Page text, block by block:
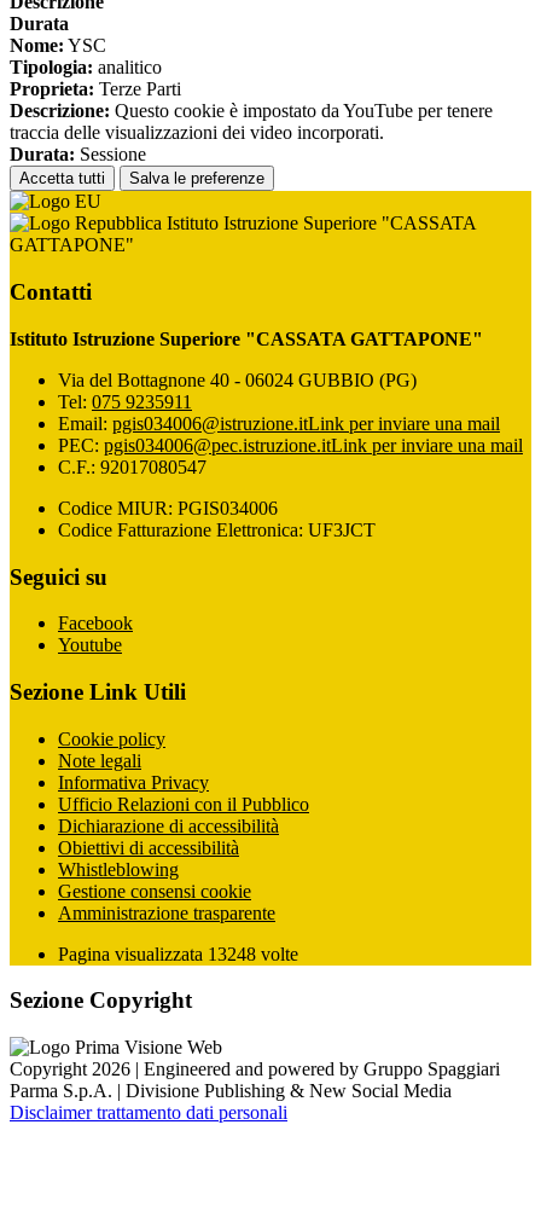
Durata
Nome: YSC
Tipologia: analitico
Proprieta: Terze Parti
Descrizione: Questo cookie è impostato da YouTube per tenere
traccia delle visualizzazioni dei video incorporati.
Durata: Sessione
Accetta tutti Salva le preferenze
Istituto Istruzione Superiore "CASSATA
GATTAPONE"
Contatti
Istituto Istruzione Superiore "CASSATA GATTAPONE"
Via del Bottagnone 40 - 06024 GUBBIO (PG)
Tel: 075 9235911
Email: pgis034006@istruzione.itLink per inviare una mail
PEC: pgis034006@pec.istruzione.itLink per inviare una mail
C.F.: 92017080547
Codice MIUR: PGIS034006
Codice Fatturazione Elettronica: UF3JCT
Seguici su
Facebook
Youtube
Sezione Link Utili
Cookie policy
Note legali
Informativa Privacy
Ufficio Relazioni con il Pubblico
Dichiarazione di accessibilità
Obiettivi di accessibilità
Whistleblowing
Gestione consensi cookie
Amministrazione trasparente
Pagina visualizzata 13248 volte
Sezione Copyright
Copyright 2026 | Engineered and powered by Gruppo Spaggiari
Parma S.p.A. | Divisione Publishing & New Social Media
Disclaimer trattamento dati personali